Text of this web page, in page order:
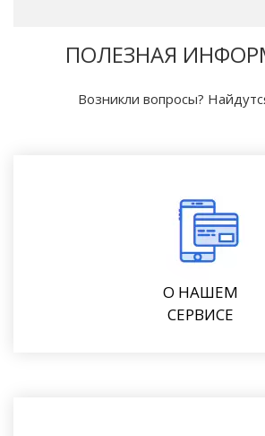
ПОЛЕЗНАЯ
Возникли вопросы?
О НАШЕМ
СЕРВИСЕ